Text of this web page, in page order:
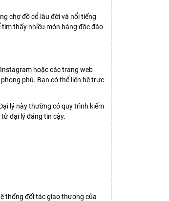
chợ đồ cổ lâu đời và nổi tiếng
thấy nhiều món hàng độc đáo
hoặc các trang web
phú. Bạn có thể liên hệ trực
lý này thường có quy trình kiểm
đại lý đáng tin cậy.
thống đối tác giao thương của